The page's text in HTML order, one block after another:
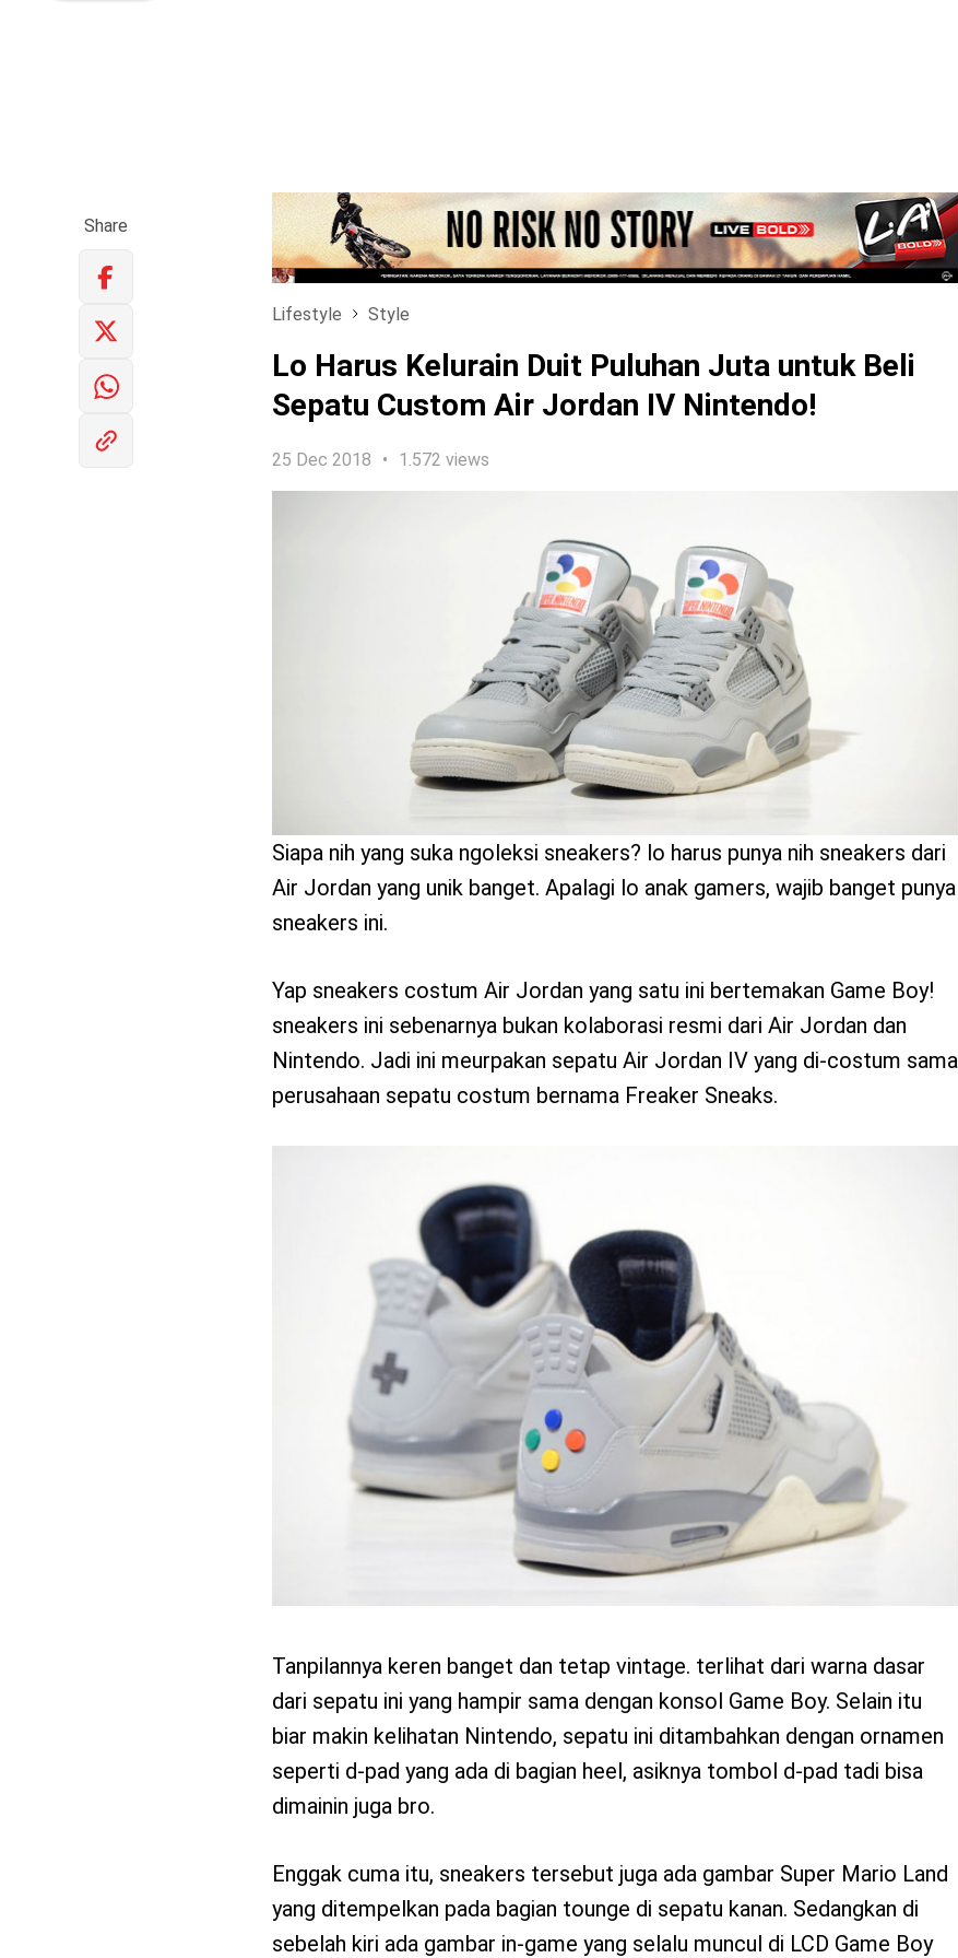
LOGIN
Share
Lifestyle Style
Lo Harus Kelurain Duit Puluhan Juta untuk Beli
Sepatu Custom Air Jordan IV Nintendo!
25 Dec 2018 1.572 views
Siapa nih yang suka ngoleksi sneakers? lo harus punya nih sneakers dari
Air Jordan yang unik banget. Apalagi lo anak gamers, wajib banget punya
sneakers ini.
Yap sneakers costum Air Jordan yang satu ini bertemakan Game Boy!
sneakers ini sebenarnya bukan kolaborasi resmi dari Air Jordan dan
Nintendo. Jadi ini meurpakan sepatu Air Jordan IV yang di-costum sama
perusahaan sepatu costum bernama Freaker Sneaks.
Tanpilannya keren banget dan tetap vintage. terlihat dari warna dasar
dari sepatu ini yang hampir sama dengan konsol Game Boy. Selain itu
biar makin kelihatan Nintendo, sepatu ini ditambahkan dengan ornamen
seperti d-pad yang ada di bagian heel, asiknya tombol d-pad tadi bisa
dimainin juga bro.
Enggak cuma itu, sneakers tersebut juga ada gambar Super Mario Land
yang ditempelkan pada bagian tounge di sepatu kanan. Sedangkan di
sebelah kiri ada gambar in-game yang selalu muncul di LCD Game Boy